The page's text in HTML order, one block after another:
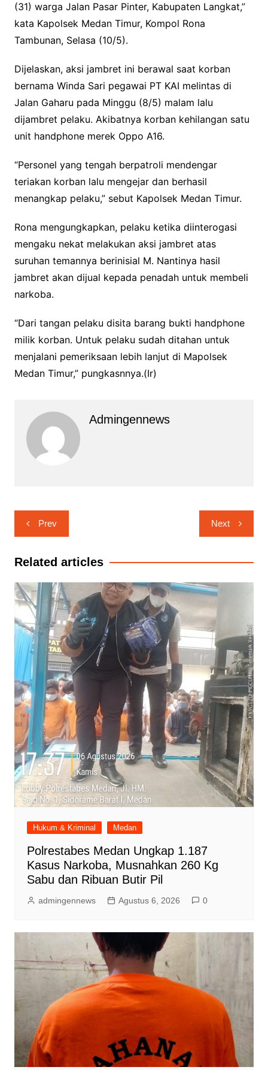
(31) warga Jalan Pasar Pinter, Kabupaten Langkat,”
kata Kapolsek Medan Timur, Kompol Rona
Tambunan, Selasa (10/5).
Dijelaskan, aksi jambret ini berawal saat korban
bernama Winda Sari pegawai PT KAI melintas di
Jalan Gaharu pada Minggu (8/5) malam lalu
dijambret pelaku. Akibatnya korban kehilangan satu
unit handphone merek Oppo A16.
“Personel yang tengah berpatroli mendengar
teriakan korban lalu mengejar dan berhasil
menangkap pelaku,” sebut Kapolsek Medan Timur.
Rona mengungkapkan, pelaku ketika diinterogasi
mengaku nekat melakukan aksi jambret atas
suruhan temannya berinisial M. Nantinya hasil
jambret akan dijual kepada penadah untuk membeli
narkoba.
“Dari tangan pelaku disita barang bukti handphone
milik korban. Untuk pelaku sudah ditahan untuk
menjalani pemeriksaan lebih lanjut di Mapolsek
Medan Timur,” pungkasnnya.(Ir)
Admingennews
Navigasi
pos
Prev Next
Related articles
Hukum & Kriminal Medan
Polrestabes Medan Ungkap 1.187
Kasus Narkoba, Musnahkan 260 Kg
Sabu dan Ribuan Butir Pil
admingennews Agustus 6, 2026 0